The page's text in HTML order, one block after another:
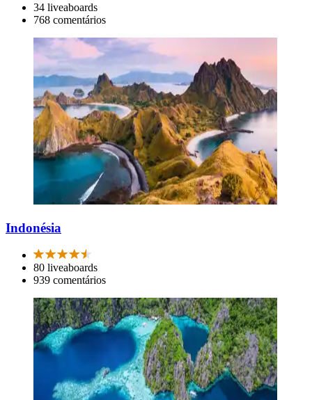
34 liveaboards
768 comentários
Indonésia
80 liveaboards
939 comentários